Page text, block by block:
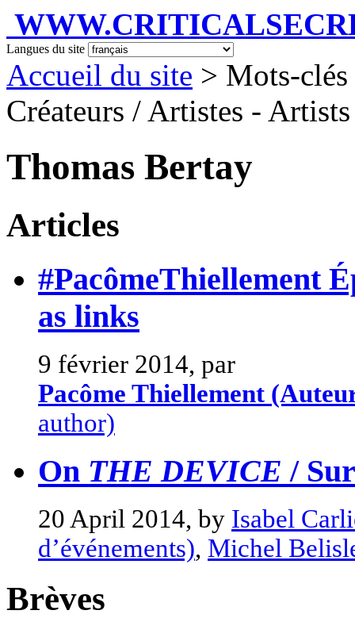
Langues du site
Accueil du site > Mots-
Créateurs / Artistes -
Thomas Bertay
Articles
#PacômeThiellement
as links
9 février 2014, par
Pacôme Thiellement
author)
On THE DEVICE /
20 April 2014, by Isabel
d’événements), Michel
Brèves